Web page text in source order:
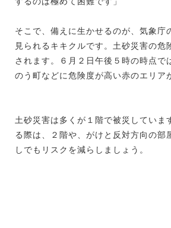
そこで、備えに生かせるのが、気象庁
見られるキキクルです。土砂災害の危
されます。６月２日午後５時の時点で
のう町などに危険度が高い赤のエリア
土砂災害は多くが１階で被災していま
る際は、２階や、がけと反対方向の部
しでもリスクを減らしましょう。